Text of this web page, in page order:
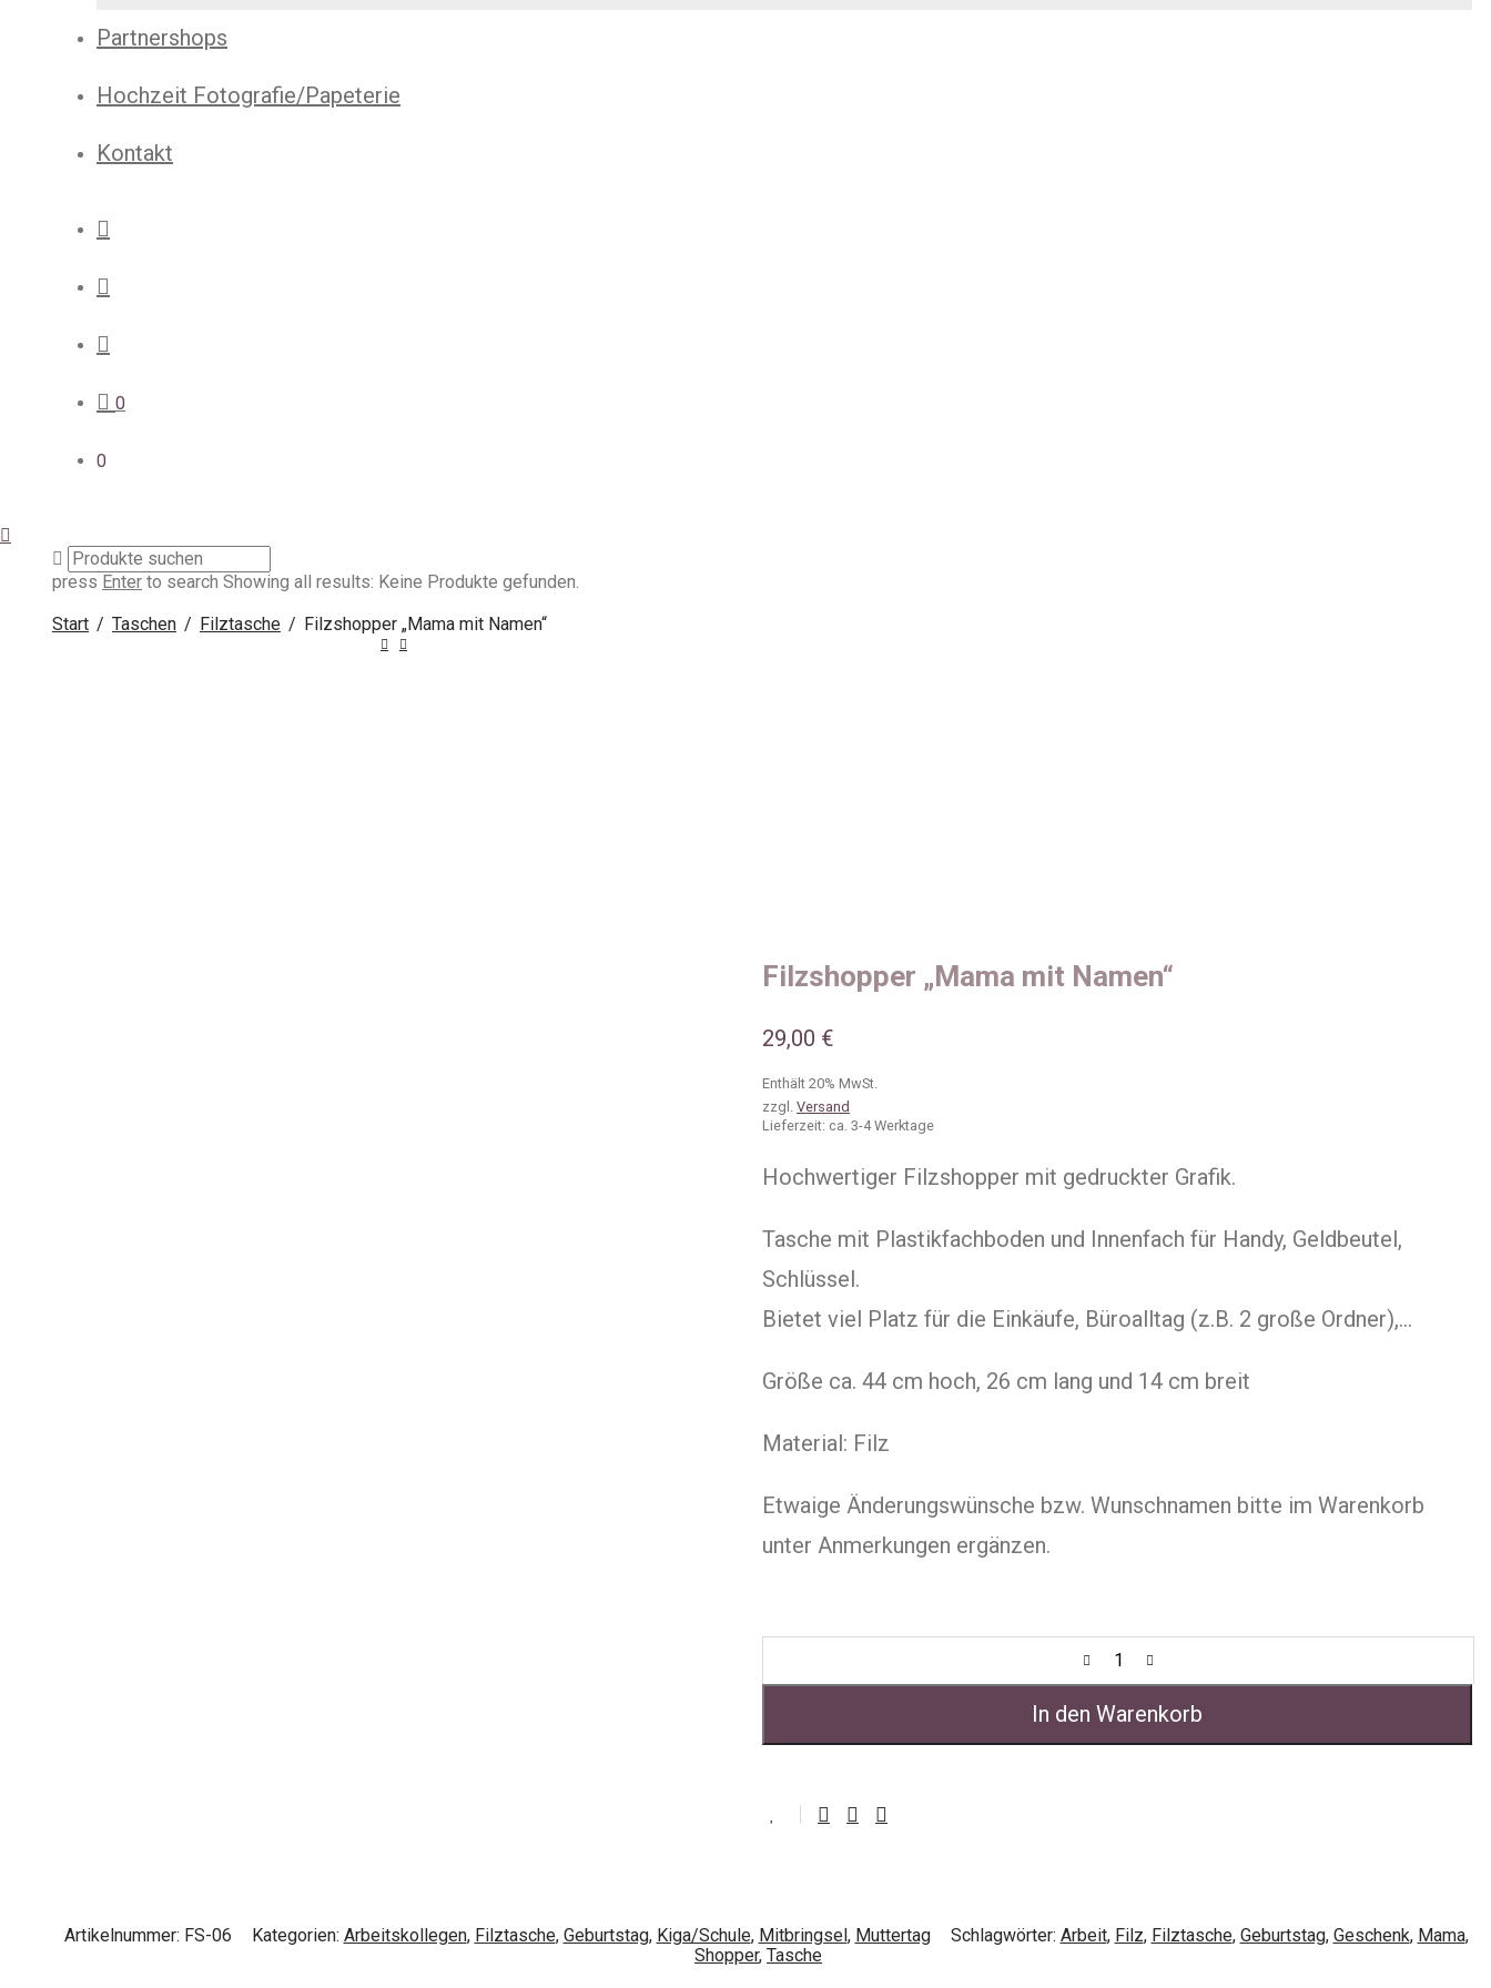
Partnershops
Hochzeit Fotografie/Papeterie
Kontakt
0
0
press Enter to search Showing all results: Keine Produkte gefunden.
Start / Taschen / Filztasche / Filzshopper „Mama mit Namen“
Filzshopper „Mama mit Namen“
29,00 €
Enthält 20% MwSt.
zzgl. Versand
Lieferzeit: ca. 3-4 Werktage
Hochwertiger Filzshopper mit gedruckter Grafik.
Tasche mit Plastikfachboden und Innenfach für Handy, Geldbeutel,
Schlüssel.
Bietet viel Platz für die Einkäufe, Büroalltag (z.B. 2 große Ordner),…
Größe ca. 44 cm hoch, 26 cm lang und 14 cm breit
Material: Filz
Etwaige Änderungswünsche bzw. Wunschnamen bitte im Warenkorb
unter Anmerkungen ergänzen.
In den Warenkorb
Artikelnummer: FS-06 Kategorien: Arbeitskollegen, Filztasche, Geburtstag, Kiga/Schule, Mitbringsel, Muttertag Schlagwörter: Arbeit, Filz, Filztasche, Geburtstag, Geschenk, Mama,
Shopper, Tasche